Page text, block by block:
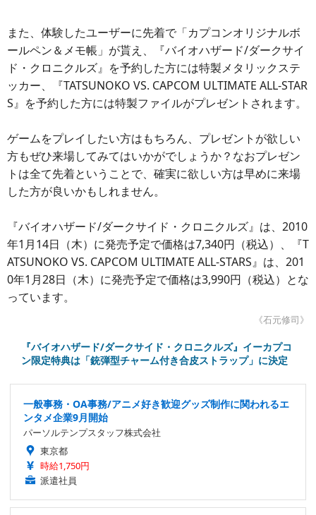
また、体験したユーザーに先着で「カプコンオリジナルボ
ールペン＆メモ帳」が貰え、『バイオハザード/ダークサイ
ド・クロニクルズ』を予約した方には特製メタリックステ
ッカー、『TATSUNOKO VS. CAPCOM ULTIMATE ALL-STAR
S』を予約した方には特製ファイルがプレゼントされます。
ゲームをプレイしたい方はもちろん、プレゼントが欲しい
方もぜひ来場してみてはいかがでしょうか？なおプレゼン
トは全て先着ということで、確実に欲しい方は早めに来場
した方が良いかもしれません。
『バイオハザード/ダークサイド・クロニクルズ』は、2010
年1月14日（木）に発売予定で価格は7,340円（税込）、『T
ATSUNOKO VS. CAPCOM ULTIMATE ALL-STARS』は、201
0年1月28日（木）に発売予定で価格は3,990円（税込）とな
っています。
《石元修司》
『バイオハザード/ダークサイド・クロニクルズ』イーカプコ
ン限定特典は「銃弾型チャーム付き合皮ストラップ」に決定
一般事務・OA事務/アニメ好き歓迎グッズ制作に関われるエ
ンタメ企業9月開始
パーソルテンプスタッフ株式会社
東京都
時給1,750円
派遣社員